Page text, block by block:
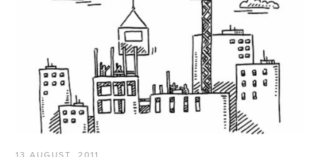
13.AUGUST, 2011